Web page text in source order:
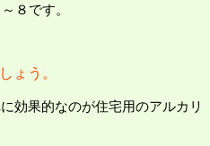
剤が６～８です。
ょう。
効果的なのが住宅用のアルカリ